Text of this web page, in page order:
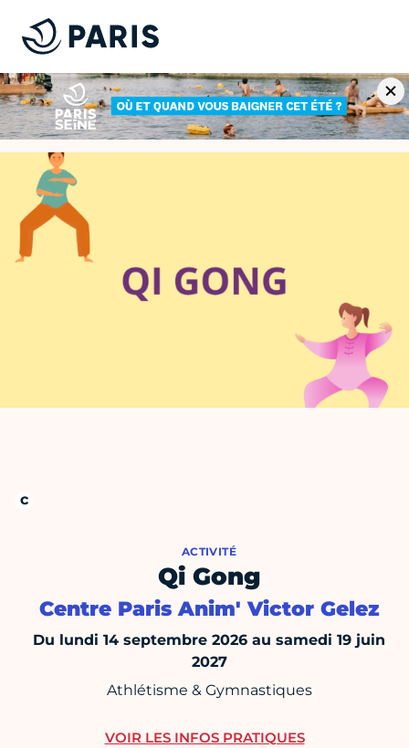
ACTIVITÉ
Qi Gong
Centre Paris Anim' Victor Gelez
Du lundi 14 septembre 2026 au samedi 19 juin
2027
Athlétisme & Gymnastiques
VOIR LES INFOS PRATIQUES